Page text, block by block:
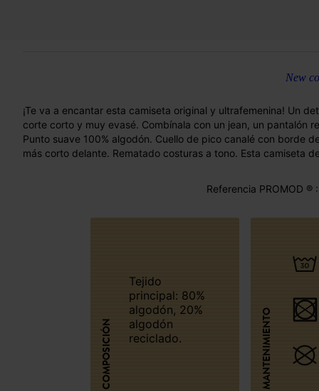
New
¡Te va a encantar esta camiseta original y ultrafemenina! Un
corte corto y muy evasé. Combínala con un jean, un pantalón
Punto suave 100% algodón. Cuello de pico canalé con borde
más corto delante. Rematado costuras a tono. Esta camiseta
Referencia PROMOD
COMPOSICIÓN
Tejido
principal: 80%
algodón, 20%
algodón
reciclado.
MANTENIMIENTO